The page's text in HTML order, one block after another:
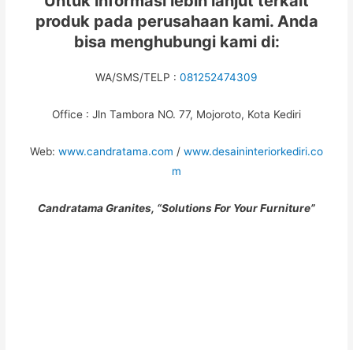
produk pada perusahaan kami. Anda
bisa menghubungi kami di:
WA/SMS/TELP : 081252474309
Office : Jln Tambora NO. 77, Mojoroto, Kota Kediri
Web: www.candratama.com / www.desaininteriorkediri.co
m
Candratama Granites, “Solutions For Your Furniture”